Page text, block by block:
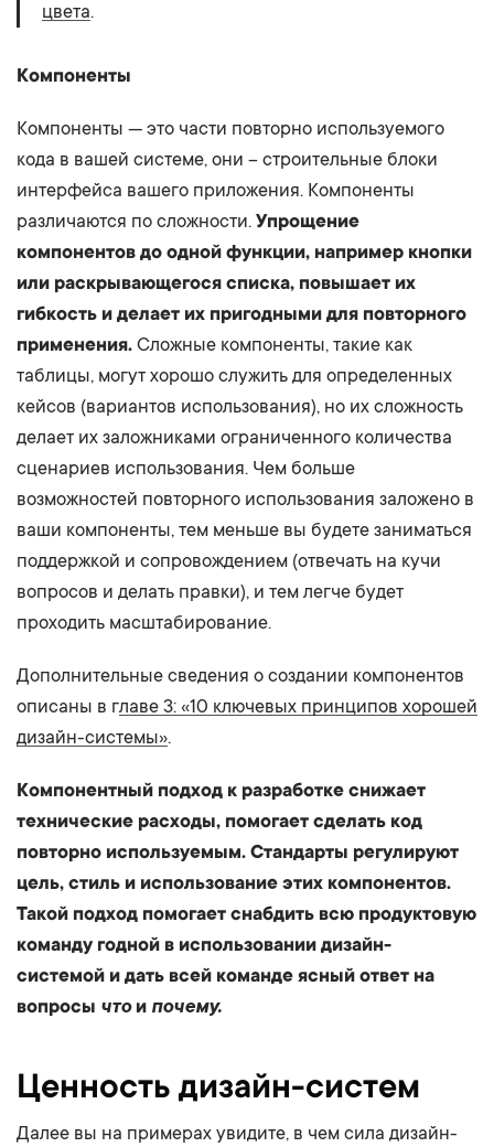
цвета.
Компоненты
Компоненты — это части повторно используемого
кода в вашей системе, они – строительные блоки
интерфейса вашего приложения. Компоненты
различаются по сложности. Упрощение
компонентов до одной функции, например кнопки
или раскрывающегося списка, повышает их
гибкость и делает их пригодными для повторного
применения. Сложные компоненты, такие как
таблицы, могут хорошо служить для определенных
кейсов (вариантов использования), но их сложность
делает их заложниками ограниченного количества
сценариев использования. Чем больше
возможностей повторного использования заложено в
ваши компоненты, тем меньше вы будете заниматься
поддержкой и сопровождением (отвечать на кучи
вопросов и делать правки), и тем легче будет
проходить масштабирование.
Дополнительные сведения о создании компонентов
описаны в главе 3: «10 ключевых принципов хорошей
дизайн-системы».
Компонентный подход к разработке снижает
технические расходы, помогает сделать код
повторно используемым. Стандарты регулируют
цель, стиль и использование этих компонентов.
Такой подход помогает снабдить всю продуктовую
команду годной в использовании дизайн-
системой и дать всей команде ясный ответ на
вопросы что и почему.
Ценность дизайн-систем
Далее вы на примерах увидите, в чем сила дизайн-